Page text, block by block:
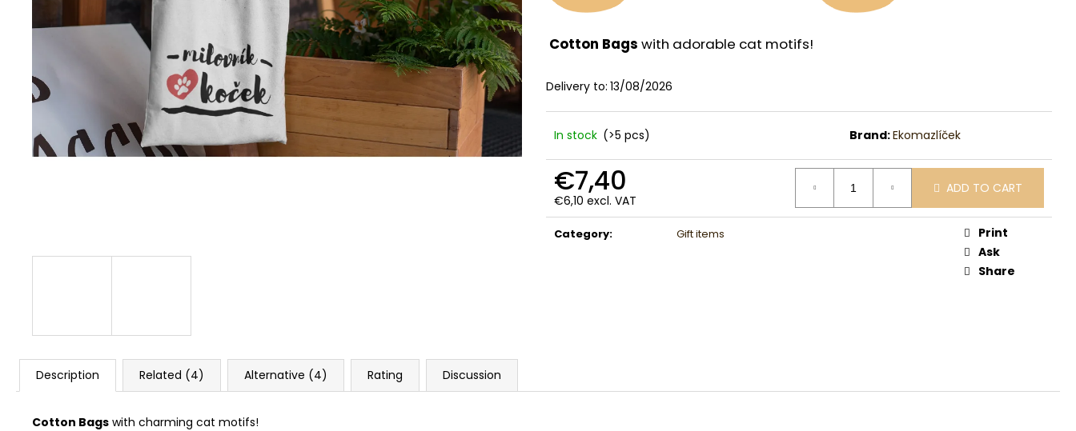
Cotton Bags with adorable cat motifs!
Delivery to: 13/08/2026
In stock (>5 pcs) Brand:Ekomazlíček
€7,40
€6,10 excl. VAT
Measure
price:
ADD TO CART
Category: Gift items
Print
Ask
Share
Description Related (4) Alternative (4) Rating Discussion
Cotton Bags with charming cat motifs!